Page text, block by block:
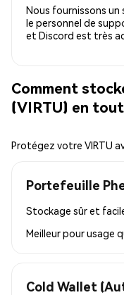
Nous fournissons un
le personnel de
et Discord est très
Comment
(VIRTU) en
Protégez votre VIRTU
Portefeuille
Stockage sûr et
Meilleur pourusage
Cold Wallet